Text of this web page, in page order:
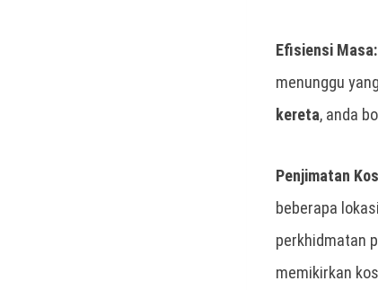
Efisiensi Masa:
menunggu
kereta, anda
Penjimatan
beberapa
perkhidmatan
memikirkan